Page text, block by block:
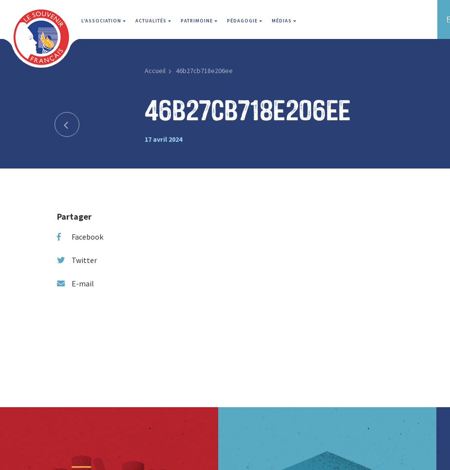
L'ASSOCIATION ACTUALITÉS PATRIMOINE PÉDAGOGIE MÉDIAS
Accueil 46b27cb718e206ee
46b27cb718e206ee
17 avril 2024
Partager
Facebook
Twitter
E-mail